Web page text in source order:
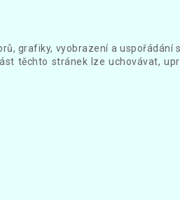
grafiky, vyobrazení a
těchto stránek lze uchovávat,